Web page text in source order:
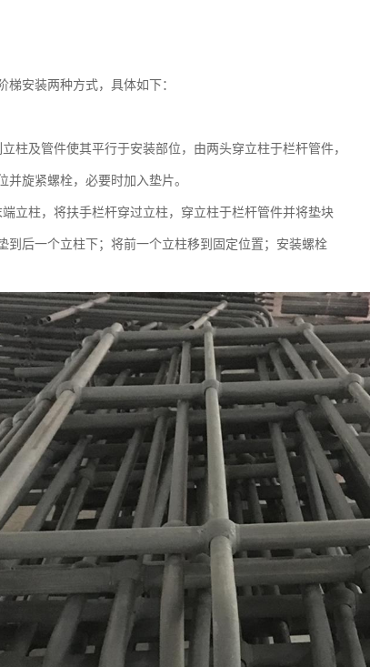
安装两种方式，具体如下：
柱及管件使其平行于安装部位，由两头穿立柱于栏杆管件，
旋紧螺栓，必要时加入垫片。
端立柱，将扶手栏杆穿过立柱，穿立柱于栏杆管件并将垫块
到后一个立柱下；将前一个立柱移到固定位置；安装螺栓